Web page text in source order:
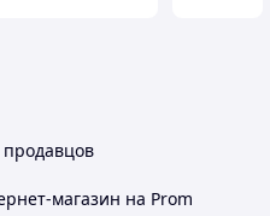
магазин на Prom